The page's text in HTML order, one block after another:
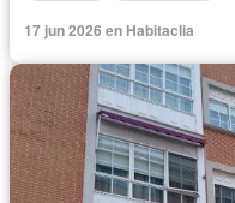
17 jun 2026 en Habitaclia